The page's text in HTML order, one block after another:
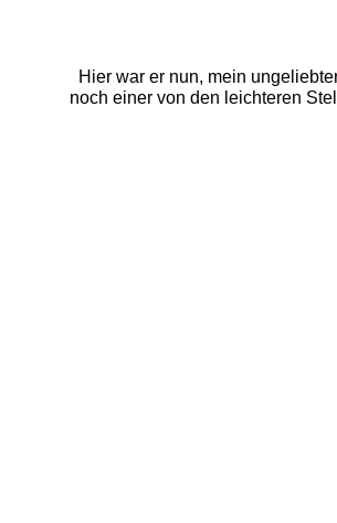
Hier war er nun, mein
noch einer von den leichteren